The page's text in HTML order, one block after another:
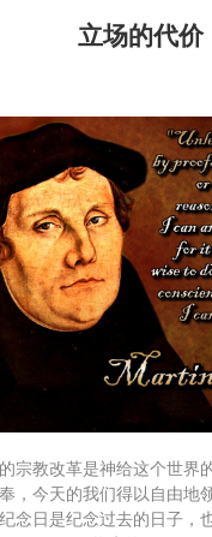
立场的代价
宗教改革是神给这个世界
，今天的我们得以自由地
念日是纪念过去的日子，